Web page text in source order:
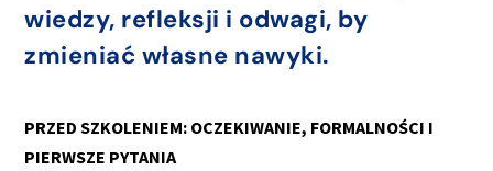
wiedzy, refleksji i odwagi, by
zmieniać własne nawyki.
PRZED SZKOLENIEM: OCZEKIWANIE, FORMALNOŚCI I
PIERWSZE PYTANIA